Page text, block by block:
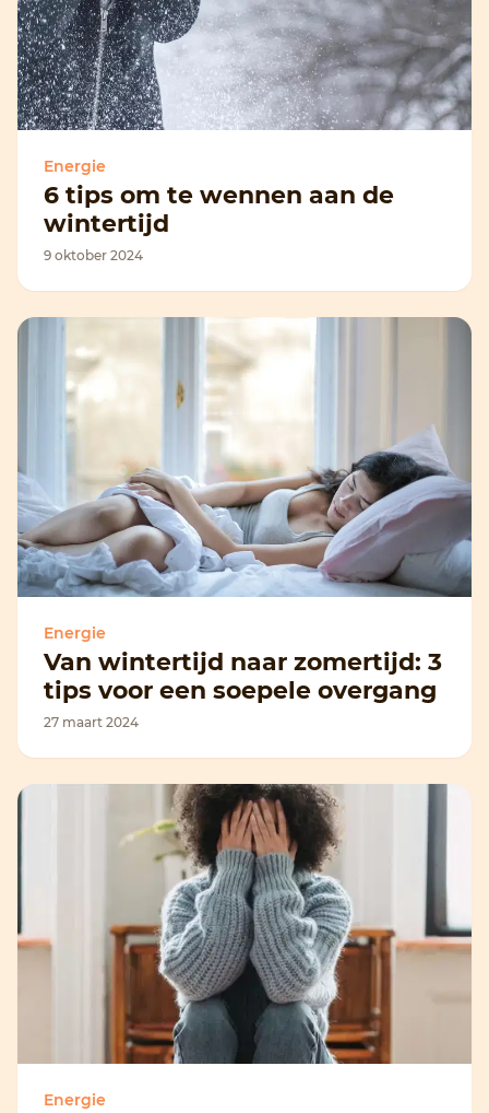
Energie
6 tips om te wennen aan de
wintertijd
9 oktober 2024
Energie
Van wintertijd naar zomertijd: 3
tips voor een soepele overgang
27 maart 2024
Energie